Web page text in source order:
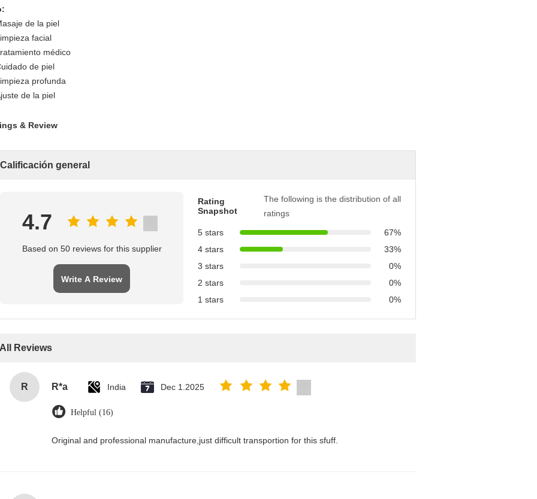
de la piel
facial
médico
de piel
profunda
de la piel
& Review
Calificación general
4.7
Based on 50 reviews for this supplier
Write A Review
Rating
Snapshot
The following is the distribution of all
ratings
5 stars
67%
4 stars
33%
3 stars
0%
2 stars
0%
1 stars
0%
All Reviews
R R*a India Dec 1.2025
Helpful (16)
Original and professional manufacture,just difficult transportion for this sfuff.